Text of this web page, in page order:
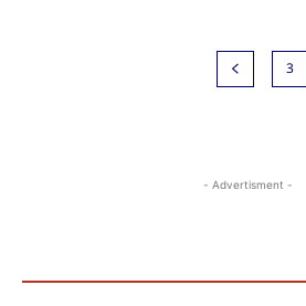
3
- Advertisment -